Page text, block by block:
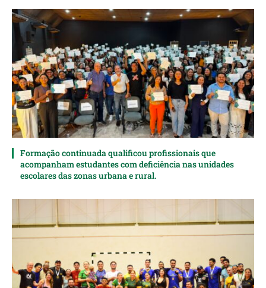
Formação continuada qualificou profissionais que
acompanham estudantes com deficiência nas unidades
escolares das zonas urbana e rural.